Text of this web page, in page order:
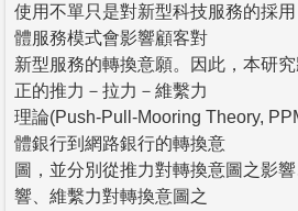
使用不單只是對新型科技服務的採
體服務模式會影響顧客對
新型服務的轉換意願。因此，本研
正的推力－拉力－維繫力
理論(Push-Pull-Mooring Theory,
體銀行到網路銀行的轉換意
圖，並分別從推力對轉換意圖之影
響、維繫力對轉換意圖之